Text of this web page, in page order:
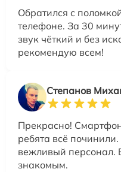
Обратился с
телефоне. За 30
звук чёткий и без
рекомендую всем!
Степанов
Прекрасно!
ребята всё
вежливый персонал.
знакомым.